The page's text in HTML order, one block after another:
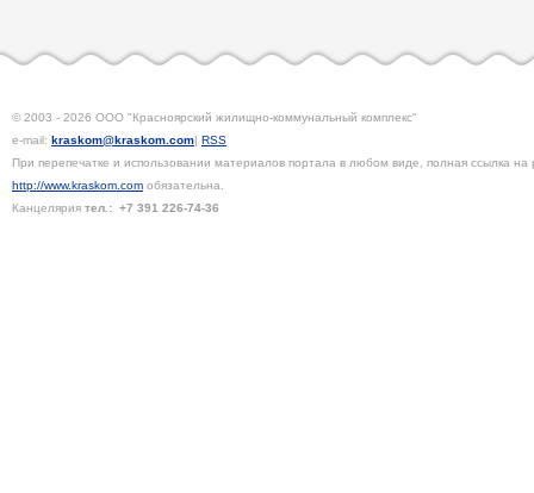
© 2003 - 2026 ООО "Красноярский жилищно-коммунальный комплекс"
e-mail: kraskom@kraskom.com| RSS
При перепечатке и использовании материалов портала в любом виде, полная ссылка на
http://www.kraskom.com обязательна.
Канцелярия тел.: +7 391 226-74-36